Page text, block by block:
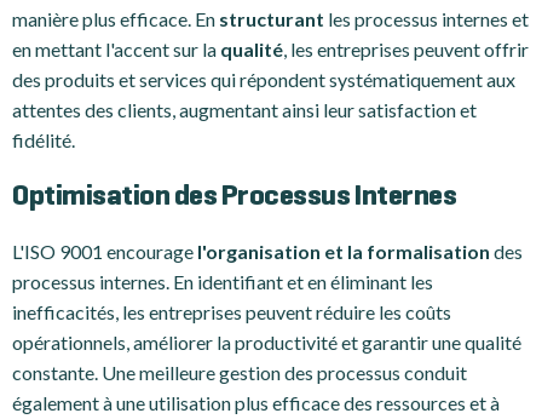
manière plus efficace. En structurant les processus internes et
en mettant l'accent sur la qualité , les entreprises peuvent offrir
des produits et services qui répondent systématiquement aux
attentes des clients, augmentant ainsi leur satisfaction et
fidélité.
Optimisation des Processus Internes
L'ISO 9001 encourage l'organisation et la formalisation des
processus internes. En identifiant et en éliminant les
inefficacités, les entreprises peuvent réduire les coûts
opérationnels, améliorer la productivité et garantir une qualité
constante. Une meilleure gestion des processus conduit
également à une utilisation plus efficace des ressources et à